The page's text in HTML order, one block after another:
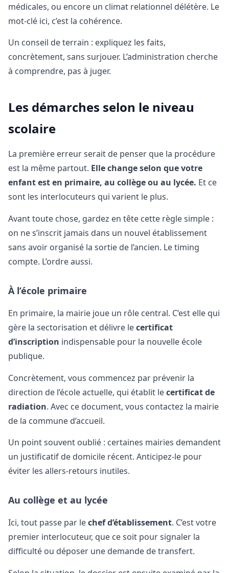
médicales, ou encore un climat relationnel délétère. Le
mot-clé ici, c’est la cohérence.
Un conseil de terrain : expliquez les faits,
concrètement, sans surjouer. L’administration cherche
à comprendre, pas à juger.
Les démarches selon le niveau
scolaire
La première erreur serait de penser que la procédure
est la même partout. Elle change selon que votre
enfant est en primaire, au collège ou au lycée. Et ce
sont les interlocuteurs qui varient le plus.
Avant toute chose, gardez en tête cette règle simple :
on ne s’inscrit jamais dans un nouvel établissement
sans avoir organisé la sortie de l’ancien. Le timing
compte. L’ordre aussi.
À l’école primaire
En primaire, la mairie joue un rôle central. C’est elle qui
gère la sectorisation et délivre lecertificat
d’inscription indispensable pour la nouvelle école
publique.
Concrètement, vous commencez par prévenir la
direction de l’école actuelle, qui établit lecertificat de
radiation. Avec ce document, vous contactez la mairie
de la commune d’accueil.
Un point souvent oublié : certaines mairies demandent
un justificatif de domicile récent. Anticipez-le pour
éviter les allers-retours inutiles.
Au collège et au lycée
Ici, tout passe par lechef d’établissement. C’est votre
premier interlocuteur, que ce soit pour signaler la
difficulté ou déposer une demande de transfert.